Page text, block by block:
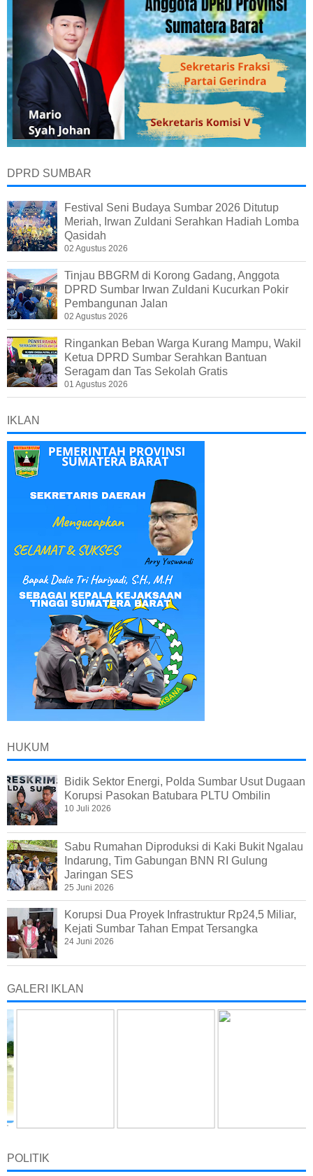
DPRD SUMBAR
Festival Seni Budaya Sumbar 2026 Ditutup
Meriah, Irwan Zuldani Serahkan Hadiah Lomba
Qasidah
02 Agustus 2026
Tinjau BBGRM di Korong Gadang, Anggota
DPRD Sumbar Irwan Zuldani Kucurkan Pokir
Pembangunan Jalan
02 Agustus 2026
Ringankan Beban Warga Kurang Mampu, Wakil
Ketua DPRD Sumbar Serahkan Bantuan
Seragam dan Tas Sekolah Gratis
01 Agustus 2026
IKLAN
HUKUM
Bidik Sektor Energi, Polda Sumbar Usut Dugaan
Korupsi Pasokan Batubara PLTU Ombilin
10 Juli 2026
Sabu Rumahan Diproduksi di Kaki Bukit Ngalau
Indarung, Tim Gabungan BNN RI Gulung
Jaringan SES
25 Juni 2026
Korupsi Dua Proyek Infrastruktur Rp24,5 Miliar,
Kejati Sumbar Tahan Empat Tersangka
24 Juni 2026
GALERI IKLAN
POLITIK